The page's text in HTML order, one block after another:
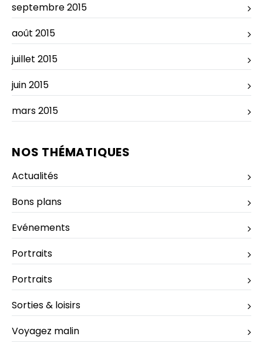
septembre 2015
août 2015
juillet 2015
juin 2015
mars 2015
NOS THÉMATIQUES
Actualités
Bons plans
Evénements
Portraits
Portraits
Sorties & loisirs
Voyagez malin